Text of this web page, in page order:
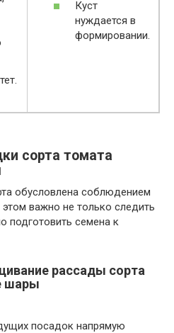
Куст
нуждается в
формировании.
сорта томата
обусловлена соблюдением
важно не только следить
подготовить семена к
рассады сорта
шары
посадок напрямую